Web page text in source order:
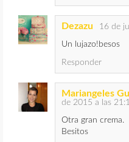
Dezazu 16 de
Un lujazo!besos
Responder
Mariangeles
de 2015 a las
Otra gran crema.
Besitos